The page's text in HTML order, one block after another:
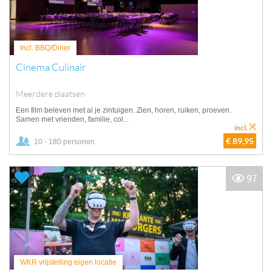
Incl. BBQ/Diner
Cinema Culinair
Meerdere plaatsen
Een film beleven met al je zintuigen. Zien, horen, ruiken, proeven.
Samen met vrienden, familie, col...
10 - 180 personen € 89,95
incl.
WKR vrijstelling eigen locatie
97